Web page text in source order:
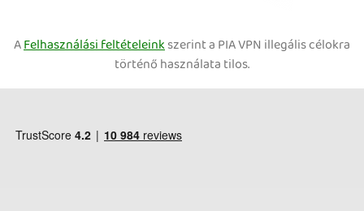
AFelhasználási feltételeinkszerint a PIA VPN illegális célokra
történő használata tilos.